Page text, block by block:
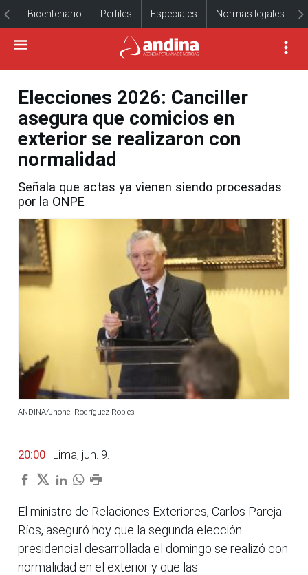
Bicentenario Perfiles Especiales Normas legales
Elecciones 2026: Canciller
asegura que comicios en
exterior se realizaron con
normalidad
Señala que actas ya vienen siendo procesadas
por la ONPE
ANDINA/Jhonel Rodríguez Robles
20:00 | Lima, jun. 9.
El ministro de Relaciones Exteriores, Carlos Pareja
Ríos, aseguró hoy que la segunda elección
presidencial desarrollada el domingo se realizó con
normalidad en el exterior y que las